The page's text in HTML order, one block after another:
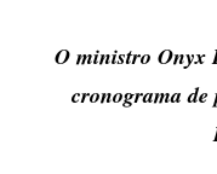
O ministro Onyx
cronograma